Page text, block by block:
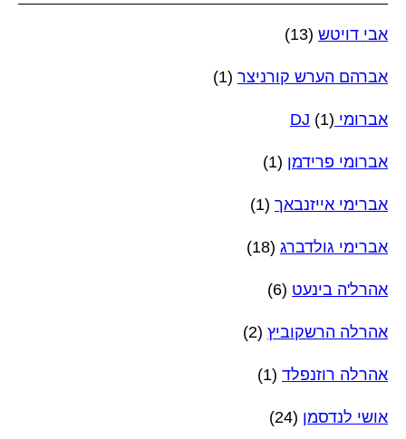
אבי דויטש (13)
אברהם הערש קורניצר (1)
אברומי DJ (1)
אברומי פרידמן (1)
אברימי אייזנבאך (1)
אברימי גולדברג (18)
אהרל'ה בינעט (6)
אהרלה הרשקוביץ (2)
אהרלה רוזנפלד (1)
אושי לנדסמן (24)